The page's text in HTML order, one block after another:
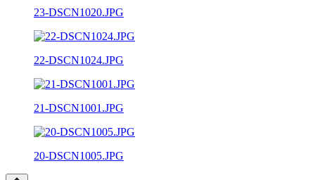
23-DSCN1020.JPG
22-DSCN1024.JPG
21-DSCN1001.JPG
20-DSCN1005.JPG